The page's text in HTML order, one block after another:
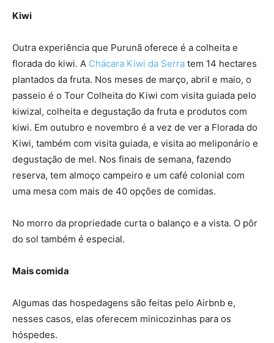
Kiwi
Outra experiência que Purunã oferece é a colheita e
florada do kiwi. A Chácara Kiwi da Serra tem 14 hectares
plantados da fruta. Nos meses de março, abril e maio, o
passeio é o Tour Colheita do Kiwi com visita guiada pelo
kiwizal, colheita e degustação da fruta e produtos com
kiwi. Em outubro e novembro é a vez de ver a Florada do
Kiwi, também com visita guiada, e visita ao meliponário e
degustação de mel. Nos finais de semana, fazendo
reserva, tem almoço campeiro e um café colonial com
uma mesa com mais de 40 opções de comidas.
No morro da propriedade curta o balanço e a vista. O pôr
do sol também é especial.
Mais comida
Algumas das hospedagens são feitas pelo Airbnb e,
nesses casos, elas oferecem minicozinhas para os
hóspedes.